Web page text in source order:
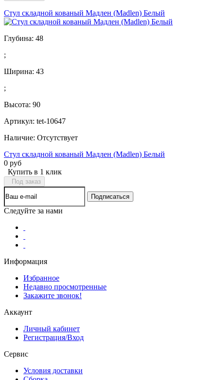
Стул складной кованый Мадлен (Madlen) Белый
Глубина: 48
;
Ширина: 43
;
Высота: 90
Артикул: tet-10647
Наличие: Отсутствует
Стул складной кованый Мадлен (Madlen) Белый
0 руб
Купить в 1 клик
Под заказ
Следуйте за нами
Информация
Избранное
Недавно просмотренные
Закажите звонок!
Аккаунт
Личный кабинет
Регистрация/Вход
Сервис
Условия доставки